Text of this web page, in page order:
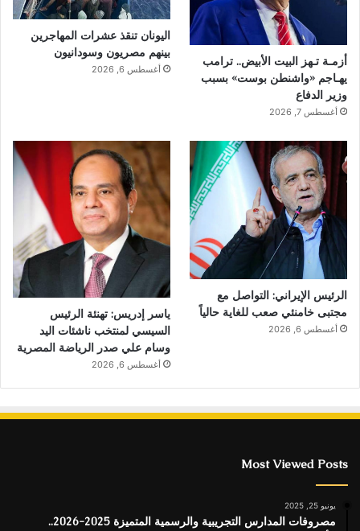
أزمـة تـهز البيت الأبيض.. ترامب
يهـاجم «واشنطن بوست» بسبب
وزير الدفاع
أغسطس 7, 2026
اليونان تنقذ عشرات المهاجرين
بينهم مصريون وسودانيون
أغسطس 6, 2026
الرئيس الإيراني: التواصل مع
مجتبى خامنئي صعب للغاية حالياً
أغسطس 6, 2026
ياسر إدريس: تهنئة الرئيس
السيسي لمنتخب ناشئات اليد
وسام علي صدر الرياضة المصرية
أغسطس 6, 2026
Most Viewed Posts
يونيو 25, 2025
مصروفات المدارس التجريبية والرسمية المتميزة 2025-2026..